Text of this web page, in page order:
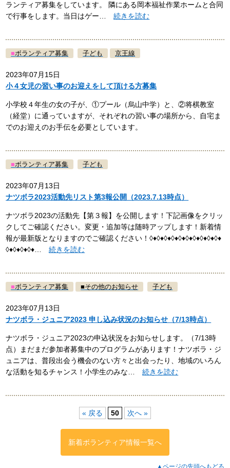
ランティア募集をしています。 隣にある岡本福祉作業ホームと合同
で行事をします。当日はゲー…続きを読む
■ボランティア募集 子ども 京王線
2023年07月15日
小４女児の習い事のお迎えをして頂ける方募集
小学校４年生の女の子が、①プール（烏山中学）と、②将棋教室
（経堂）に通っていますが、それぞれの習い事の場所から、自宅ま
でのお迎えのお手伝を必要としています。
■ボランティア募集 子ども
2023年07月13日
ナツボラ2023活動先リスト第3報公開（2023.7.13時点）
ナツボラ2023の活動先【第３報】を公開します！下記画像をクリッ
クしてご確認ください。変更・追加等は随時アップします！新着情
報が最新版となりますのでご確認ください！◊♦◊♦◊♦◊♦◊♦◊♦◊♦◊♦◊♦◊♦
◊♦◊♦◊♦◊♦…続きを読む
■ボランティア募集 ■その他のお知らせ 子ども
2023年07月13日
ナツボラ・ジュニア2023 申し込み状況のお知らせ（7/13時点）
ナツボラ・ジュニア2023の申込状況をお知らせします。（7/13時
点）まだまだ参加者募集中のプログラムがあります！ナツボラ・ジ
ュニアは、普段出会う機会のない方々と出会ったり、地域のいろん
な活動を知るチャンス！小学生のみな…続きを読む
« 戻る 50 次へ »
新着ボランティア情報一覧へ
▲ページの先頭へもどる